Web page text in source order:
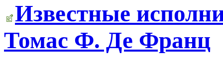
Известные
Томас Ф. Де Франц